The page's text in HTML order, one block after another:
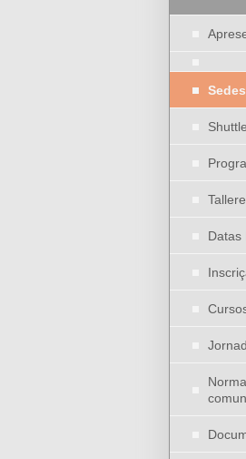
Sedes
Shuttle
Datas